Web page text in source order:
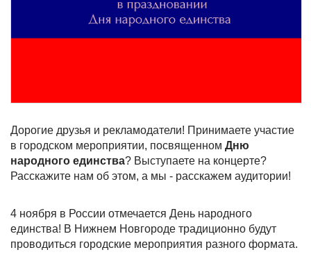
Дорогие друзья и рекламодатели! Принимаете участие
в городском мероприятии, посвященном Дню
народного единства? Выступаете на концерте?
Расскажите нам об этом, а мы - расскажем аудитории!
4 ноября в России отмечается День народного
единства! В Нижнем Новгороде традиционно будут
проводиться городские мероприятия разного формата.